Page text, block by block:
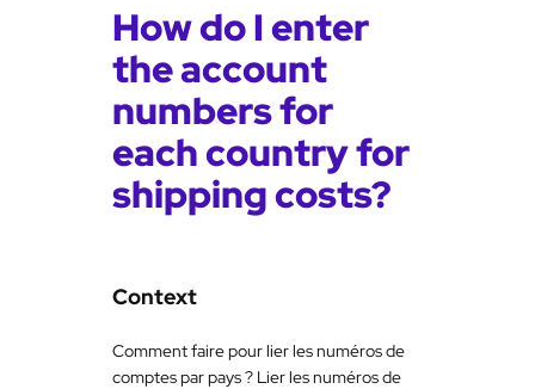
How do I enter
the account
numbers for
each country for
shipping costs?
Context
Comment faire pour lier les numéros de
comptes par pays ? Lier les numéros de